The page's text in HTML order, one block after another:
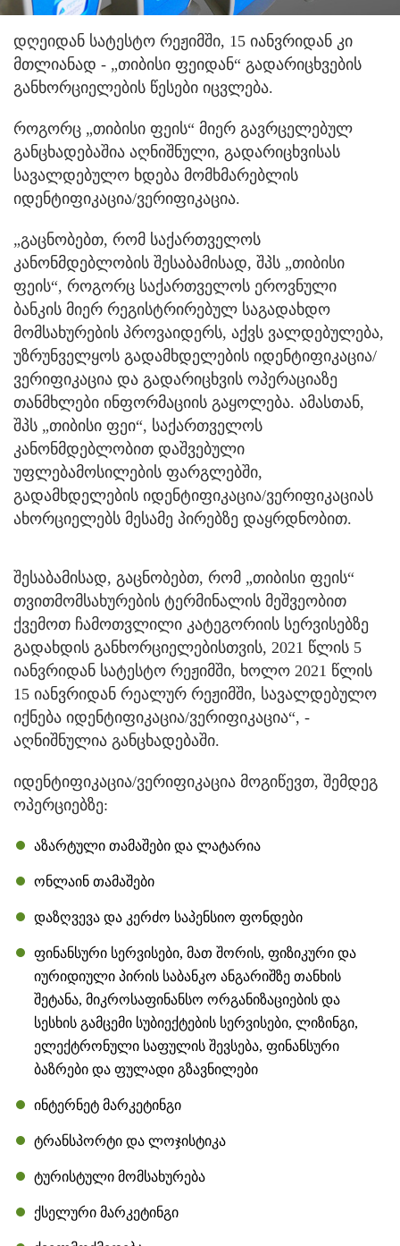
დღეიდან სატესტო რეჟიმში, 15 იანვრიდან კი
მთლიანად - „თიბისი ფეიდან“ გადარიცხვების
განხორციელების წესები იცვლება.
როგორც „თიბისი ფეის“ მიერ გავრცელებულ
განცხადებაშია აღნიშნული, გადარიცხვისას
სავალდებულო ხდება მომხმარებლის
იდენტიფიკაცია/ვერიფიკაცია.
„გაცნობებთ, რომ საქართველოს
კანონმდებლობის შესაბამისად, შპს „თიბისი
ფეის“, როგორც საქართველოს ეროვნული
ბანკის მიერ რეგისტრირებულ საგადახდო
მომსახურების პროვაიდერს, აქვს ვალდებულება,
უზრუნველყოს გადამხდელების იდენტიფიკაცია/
ვერიფიკაცია და გადარიცხვის ოპერაციაზე
თანმხლები ინფორმაციის გაყოლება. ამასთან,
შპს „თიბისი ფეი“, საქართველოს
კანონმდებლობით დაშვებული
უფლებამოსილების ფარგლებში,
გადამხდელების იდენტიფიკაცია/ვერიფიკაციას
ახორციელებს მესამე პირებზე დაყრდნობით.
შესაბამისად, გაცნობებთ, რომ „თიბისი ფეის“
თვითმომსახურების ტერმინალის მეშვეობით
ქვემოთ ჩამოთვლილი კატეგორიის სერვისებზე
გადახდის განხორციელებისთვის, 2021 წლის 5
იანვრიდან სატესტო რეჟიმში, ხოლო 2021 წლის
15 იანვრიდან რეალურ რეჟიმში, სავალდებულო
იქნება იდენტიფიკაცია/ვერიფიკაცია“, -
აღნიშნულია განცხადებაში.
იდენტიფიკაცია/ვერიფიკაცია მოგიწევთ, შემდეგ
ოპერციებზე:
აზარტული თამაშები და ლატარია
ონლაინ თამაშები
დაზღვევა და კერძო საპენსიო ფონდები
ფინანსური სერვისები, მათ შორის, ფიზიკური და
იურიდიული პირის საბანკო ანგარიშზე თანხის
შეტანა, მიკროსაფინანსო ორგანიზაციების და
სესხის გამცემი სუბიექტების სერვისები, ლიზინგი,
ელექტრონული საფულის შევსება, ფინანსური
ბაზრები და ფულადი გზავნილები
ინტერნეტ მარკეტინგი
ტრანსპორტი და ლოჯისტიკა
ტურისტული მომსახურება
ქსელური მარკეტინგი